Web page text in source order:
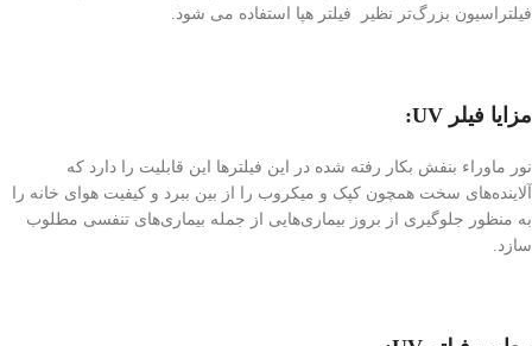
فیلتراسیون بزرگ‌تر نظیر فیلتر هپا استفاده می شود.
مزایا فیلر UV:
نور ماوراء بنفش بکار رفته شده در این فیلترها این قابلیت را دارد که
آلاینده‌های سخت همچون کپک و میکروب را از بین ببرد و کیفیت هوای خانه را
به منظور جلوگیری از بروز بیماری‌هایی از جمله بیماری‌های تنفسی مطلوب
سازد.